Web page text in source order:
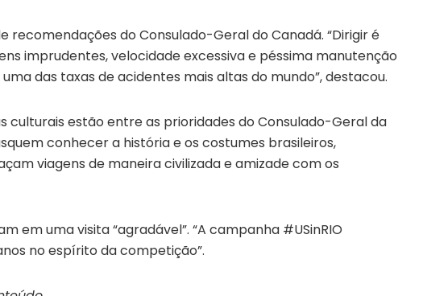
recomendações do Consulado-Geral do Canadá. “Dirigir é
imprudentes, velocidade excessiva e péssima manutenção
das taxas de acidentes mais altas do mundo”, destacou.
culturais estão entre as prioridades do Consulado-Geral da
conhecer a história e os costumes brasileiros,
viagens de maneira civilizada e amizade com os
em uma visita “agradável”. “A campanha #USinRIO
no espírito da competição”.